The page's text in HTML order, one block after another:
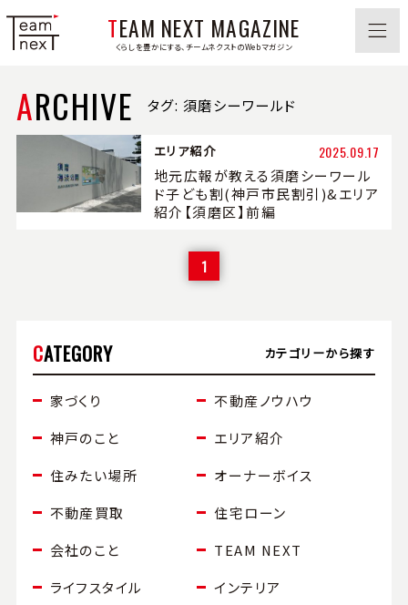
TEAM NEXT MAGAZINE
くらしを豊かにする、チームネクストのWebマガジン
ARCHIVE タグ: 須磨シーワールド
エリア紹介
2025.09.17
地元広報が教える須磨シーワール
ド子ども割(神戸市民割引)&エリア
紹介【須磨区】前編
1
CATEGORY カテゴリーから探す
家づくり
不動産ノウハウ
神戸のこと
エリア紹介
住みたい場所
オーナーボイス
不動産買取
住宅ローン
会社のこと
TEAM NEXT
ライフスタイル
インテリア